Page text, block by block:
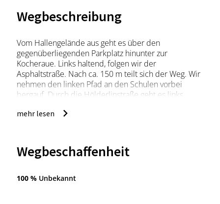
Wegbeschreibung
Vom Hallengelände aus geht es über den
gegenüberliegenden Parkplatz hinunter zur
Kocheraue. Links haltend, folgen wir der
Asphaltstraße. Nach ca. 150 m teilt sich der Weg. Wir
nehmen den linken Pfad an den Schulen vorbei
bergauf. Durch die Hölderlinstraße geht es links
Möglichkeit nach rechts in die Albert-Herrmann-
Gelegenheit erneut nach links auf den Unteren
Hagerweg ab. An der nächsten Kreuzung führt unser
geradeaus die Treppenstufen hinauf. Nach der
mehr lesen
Wegbeschaffenheit
100 %Unbekannt